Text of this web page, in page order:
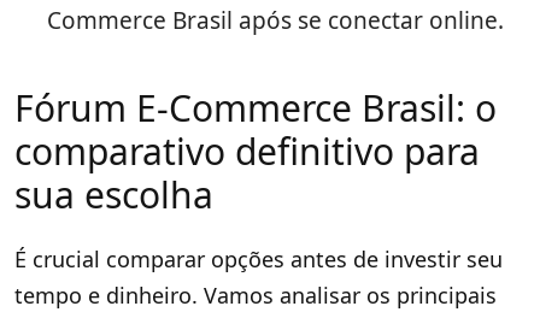
Commerce Brasil após se conectar online.
Fórum E-Commerce Brasil: o
comparativo definitivo para
sua escolha
É crucial comparar opções antes de investir seu
tempo e dinheiro. Vamos analisar os principais